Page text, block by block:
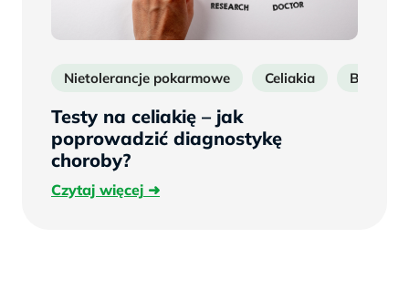
Nietolerancje pokarmowe Celiakia Badanie
Testy na celiakię – jak
poprowadzić diagnostykę
choroby?
Czytaj więcejCzytaj